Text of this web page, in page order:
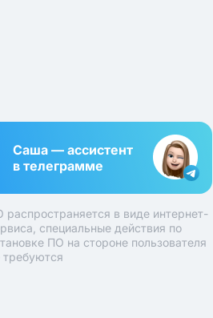
Саша — ассистент
в телеграмме
распространяется в виде интернет-
специальные действия по
ПО на стороне пользователя
требуются